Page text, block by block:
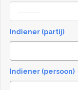
Result
Indiener (partij)
Indiener (persoon)